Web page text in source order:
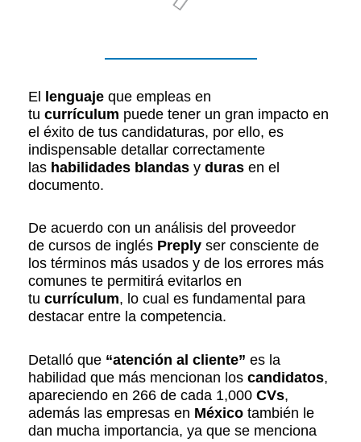
El lenguaje que empleas en
tu currículum puede tener un gran impacto en
el éxito de tus candidaturas, por ello, es
indispensable detallar correctamente
las habilidades blandas y duras en el
documento.
De acuerdo con un análisis del proveedor
de cursos de inglés Preply ser consciente de
los términos más usados y de los errores más
comunes te permitirá evitarlos en
tu currículum, lo cual es fundamental para
destacar entre la competencia.
Detalló que “atención al cliente” es la
habilidad que más mencionan los candidatos,
apareciendo en 266 de cada 1,000 CVs,
además las empresas en México también le
dan mucha importancia, ya que se menciona